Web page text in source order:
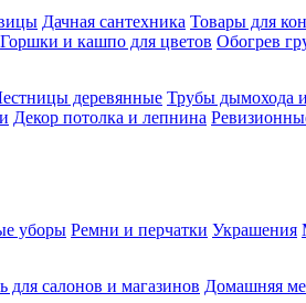
Дачная сантехника Товары для
Горшки и кашпо для цветов Обогрев
деревянные Трубы дымохода
Декор потолка и лепнина
уборы Ремни и перчатки Украшения
для салонов и магазинов Домашняя